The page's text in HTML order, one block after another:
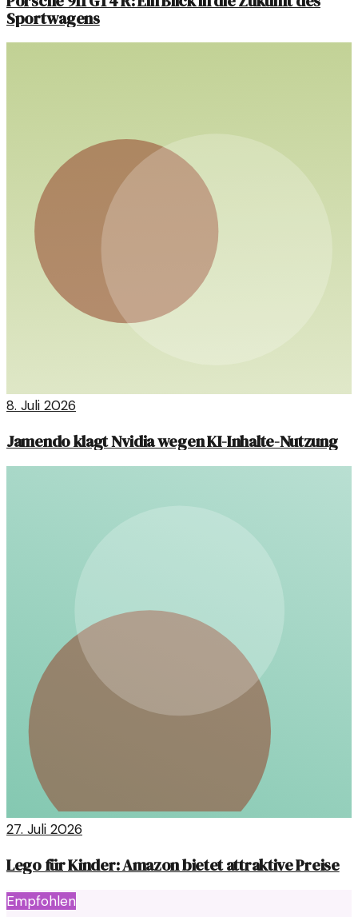
Sportwagens
8. Juli 2026
Jamendo klagt Nvidia wegen KI-Inhalte-Nutzung
27. Juli 2026
Lego für Kinder: Amazon bietet attraktive Preise
Empfohlen